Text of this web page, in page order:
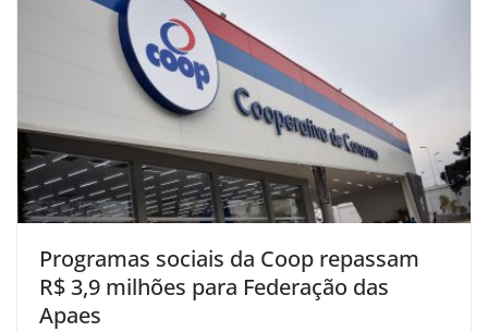
Programas sociais da Coop repassam
R$ 3,9 milhões para Federação das
Apaes